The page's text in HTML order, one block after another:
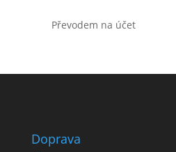
Převodem na účet
Doprava